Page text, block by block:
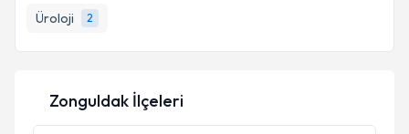
Üroloji
2
Zonguldak İlçeleri